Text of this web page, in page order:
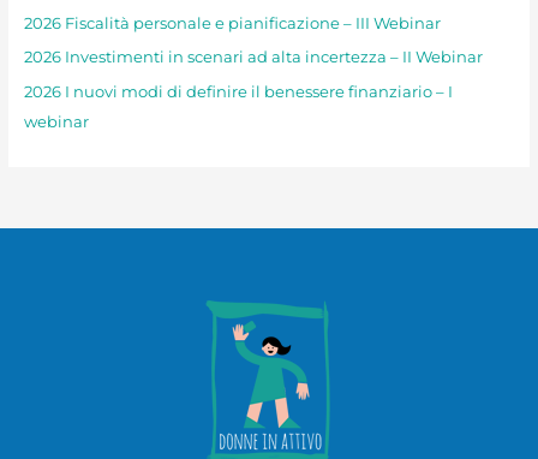
2026 Fiscalità personale e pianificazione – III Webinar
2026 Investimenti in scenari ad alta incertezza – II Webinar
2026 I nuovi modi di definire il benessere finanziario – I
webinar